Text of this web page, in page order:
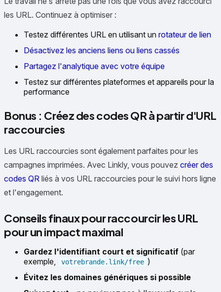
les URL. Continuez à optimiser :
Testez différentes URL en utilisant un rotateur de lien
Désactivez les anciens liens ou liens cassés
Partagez l'analytique avec votre équipe
Testez sur différentes plateformes et appareils pour la
performance
Bonus : Créez des codes QR à partir d'URL
raccourcies
Les URL raccourcies sont également parfaites pour les
campagnes imprimées. Avec Linkly, vous pouvez créer des
codes QR liés à vos URL raccourcies pour le suivi hors ligne
et l'engagement.
Conseils finaux pour raccourcir les URL
pour un impact maximal
Gardez l'identifiant court et significatif (par
exemple,
votrebrande.link/free )
Évitez les domaines génériques si possible